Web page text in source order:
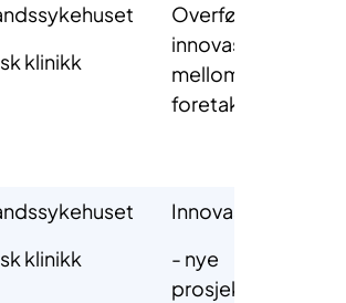
klinikk
Overføring av
innovasjon
mellom
foretak
klinikk
Innovasjon
- nye
prosjekter